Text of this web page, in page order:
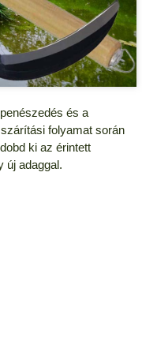
és a
folyamat során
ki az érintett
új adaggal.